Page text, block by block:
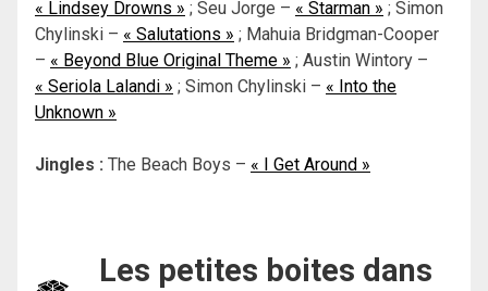
« Lindsey Drowns » ; Seu Jorge – « Starman » ; Simon
Chylinski – « Salutations » ; Mahuia Bridgman-Cooper
– « Beyond Blue Original Theme » ; Austin Wintory –
« Seriola Lalandi » ; Simon Chylinski – « Into the
Unknown »
Jingles : The Beach Boys – « I Get Around »
Les petites boites dans